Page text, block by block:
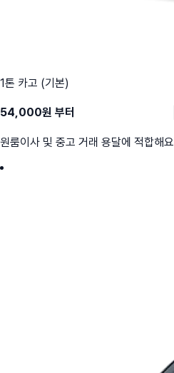
1톤 카고 (기본)
54,000원 부터
원룸이사 및 중고 거래 용달에 적합해요